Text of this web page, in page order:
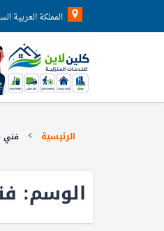
المملكة العربية
الرئيسية فني
الوسم: